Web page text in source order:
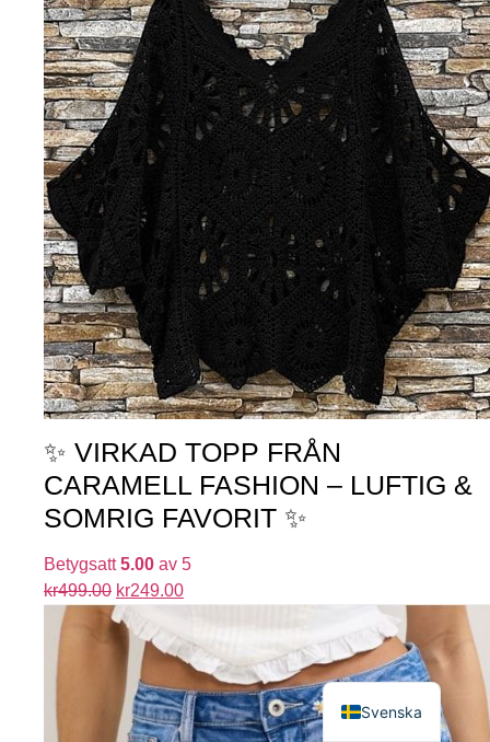
✨ VIRKAD TOPP FRÅN
CARAMELL FASHION – LUFTIG &
SOMRIG FAVORIT ✨
Betygsatt5.00 av 5
kr499.00 kr249.00
Svenska
English